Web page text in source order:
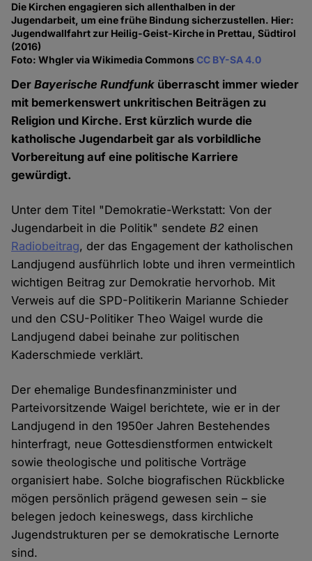
Die Kirchen engagieren sich allenthalben in der
Jugendarbeit, um eine frühe Bindung sicherzustellen. Hier:
Jugendwallfahrt zur Heilig-Geist-Kirche in Prettau, Südtirol
(2016)
Foto: Whgler via Wikimedia CommonsCC BY-SA 4.0
DerBayerische Rundfunk überrascht immer wieder
mit bemerkenswert unkritischen Beiträgen zu
Religion und Kirche. Erst kürzlich wurde die
katholische Jugendarbeit gar als vorbildliche
Vorbereitung auf eine politische Karriere
gewürdigt.
Unter dem Titel "Demokratie-Werkstatt: Von der
Jugendarbeit in die Politik" sendeteB2 einen
Radiobeitrag, der das Engagement der katholischen
Landjugend ausführlich lobte und ihren vermeintlich
wichtigen Beitrag zur Demokratie hervorhob. Mit
Verweis auf die SPD-Politikerin Marianne Schieder
und den CSU-Politiker Theo Waigel wurde die
Landjugend dabei beinahe zur politischen
Kaderschmiede verklärt.
Der ehemalige Bundesfinanzminister und
Parteivorsitzende Waigel berichtete, wie er in der
Landjugend in den 1950er Jahren Bestehendes
hinterfragt, neue Gottesdienstformen entwickelt
sowie theologische und politische Vorträge
organisiert habe. Solche biografischen Rückblicke
mögen persönlich prägend gewesen sein – sie
belegen jedoch keineswegs, dass kirchliche
Jugendstrukturen per se demokratische Lernorte
sind.